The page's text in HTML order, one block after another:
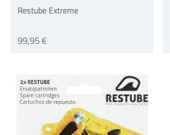
Restube Extreme
99,95 €